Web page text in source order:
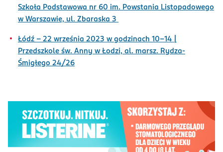
Szkoła Podstawowa nr 60 im. Powstania Listopadowego
w Warszawie, ul. Zbaraska 3
Łódź – 22 września 2023 w godzinach 10-14 |
Przedszkole św. Anny w Łodzi, al. marsz. Rydza-
Śmigłego 24/26